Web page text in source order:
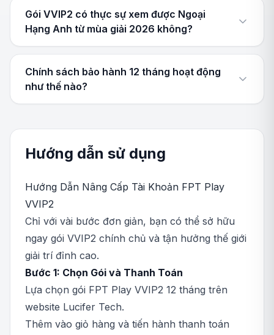
Gói VVIP2 có thực sự xem được Ngoại
Hạng Anh từ mùa giải 2026 không?
Chính sách bảo hành 12 tháng hoạt động
như thế nào?
Hướng dẫn sử dụng
Hướng Dẫn Nâng Cấp Tài Khoản FPT Play
VVIP2
Chỉ với vài bước đơn giản, bạn có thể sở hữu
ngay gói VVIP2 chính chủ và tận hưởng thế giới
giải trí đỉnh cao.
Bước 1: Chọn Gói và Thanh Toán
Lựa chọn gói FPT Play VVIP2 12 tháng trên
website Lucifer Tech.
Thêm vào giỏ hàng và tiến hành thanh toán